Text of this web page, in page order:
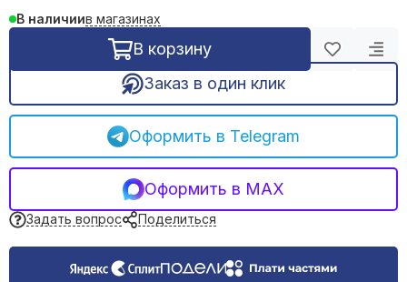
В наличии в магазинах
В корзину
Оформить в Telegram
Оформить в MAX
Заказ в один клик
Задать вопрос Поделиться